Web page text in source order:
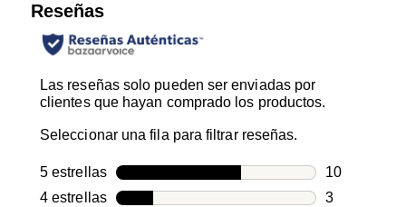
Reseñas
Las reseñas solo pueden ser enviadas por
clientes que hayan comprado los productos.
Seleccionar una fila para filtrar reseñas.
5 estrellasestrellas
10
10 reseñas
4 estrellasestrellas
3